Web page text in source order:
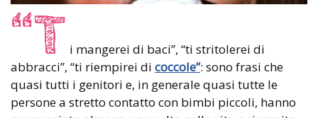
“T i mangerei di baci”, “ti stritolerei di
abbracci”, “ti riempirei di coccole”: sono frasi che
quasi tutti i genitori e, in generale quasi tutte le
persone a stretto contatto con bimbi piccoli, hanno